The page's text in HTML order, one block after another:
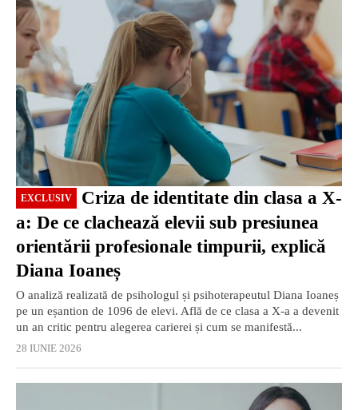
EXCLUSIV
a: De ce clachează elevii sub presiunea
orientării profesionale timpurii, explică
Diana Ioaneș
O analiză realizată de psihologul și psihoterapeutul Diana Ioaneș
pe un eșantion de 1096 de elevi. Află de ce clasa a X-a a devenit
un an critic pentru alegerea carierei și cum se manifestă...
28 IUNIE 2026